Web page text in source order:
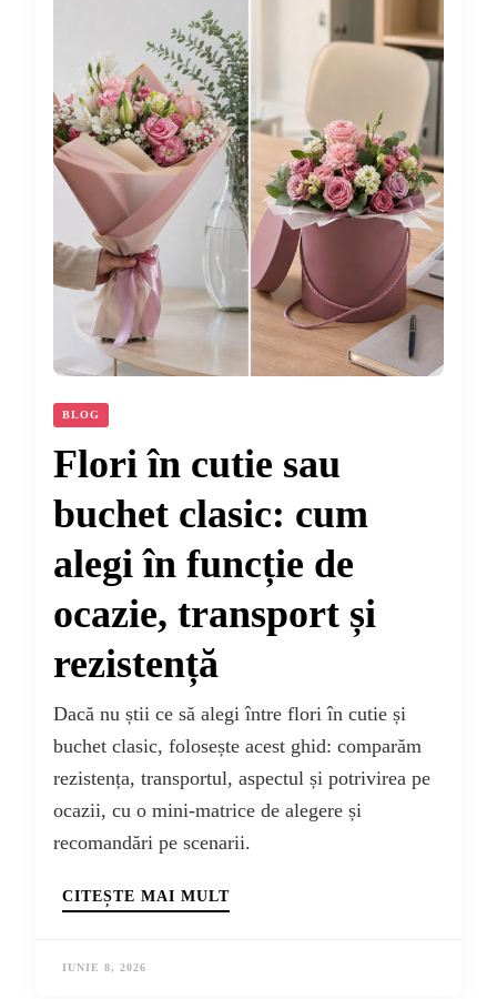
BLOG
Flori în cutie sau
buchet clasic: cum
alegi în funcție de
ocazie, transport și
rezistență
Dacă nu știi ce să alegi între flori în cutie și
buchet clasic, folosește acest ghid: comparăm
rezistența, transportul, aspectul și potrivirea pe
ocazii, cu o mini-matrice de alegere și
recomandări pe scenarii.
CITEȘTE MAI MULT
IUNIE 8, 2026